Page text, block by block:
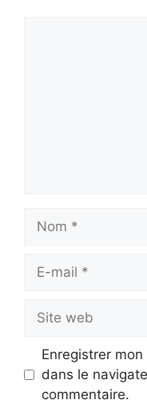
mail
web
Enregistrer
dans le
commentaire.